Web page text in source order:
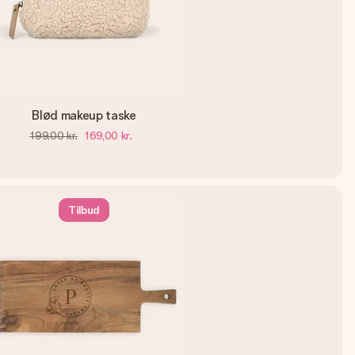
Blød makeup taske
199,00 kr. 169,00 kr.
Tilbud